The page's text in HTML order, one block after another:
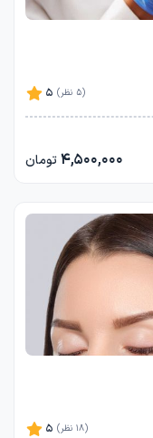
5
(5 نظر)
4,500,000تومان
5
(18 نظر)